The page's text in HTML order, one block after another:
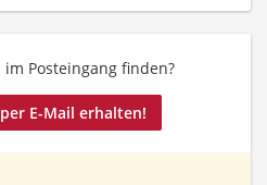
im Posteingang finden?
E-Mail erhalten!